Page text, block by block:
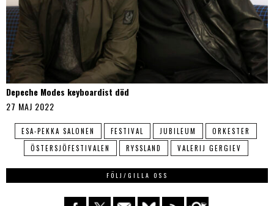
Depeche Modes keyboardist död
27 MAJ 2022
ESA-PEKKA SALONEN FESTIVAL JUBILEUM
ORKESTER
ÖSTERSJÖFESTIVALEN
RYSSLAND VALERIJ GERGIEV
FÖLJ/GILLA OSS